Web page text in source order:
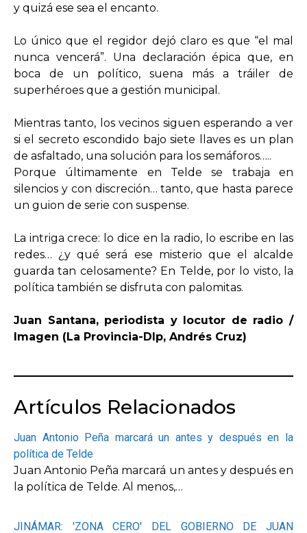
y quizá ese sea el encanto.
Lo único que el regidor dejó claro es que “el mal
nunca vencerá”. Una declaración épica que, en
boca de un político, suena más a tráiler de
superhéroes que a gestión municipal.
Mientras tanto, los vecinos siguen esperando a ver
si el secreto escondido bajo siete llaves es un plan
de asfaltado, una solución para los semáforos…..
Porque últimamente en Telde se trabaja en
silencios y con discreción… tanto, que hasta parece
un guion de serie con suspense.
La intriga crece: lo dice en la radio, lo escribe en las
redes… ¿y qué será ese misterio que el alcalde
guarda tan celosamente? En Telde, por lo visto, la
política también se disfruta con palomitas.
Juan Santana, periodista y locutor de radio /
Imagen (La Provincia-Dlp, Andrés Cruz)
Artículos Relacionados
Juan Antonio Peña marcará un antes y después en la
política de Telde
Juan Antonio Peña marcará un antes y después en
la política de Telde. Al menos,…
JINÁMAR: 'ZONA CERO' DEL GOBIERNO DE JUAN